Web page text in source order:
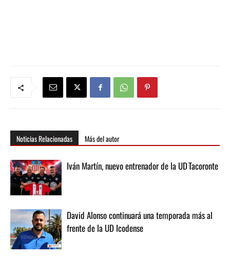
Noticias Relacionadas Más del autor
Iván Martín, nuevo entrenador de la UD Tacoronte
David Alonso continuará una temporada más al
frente de la UD Icodense